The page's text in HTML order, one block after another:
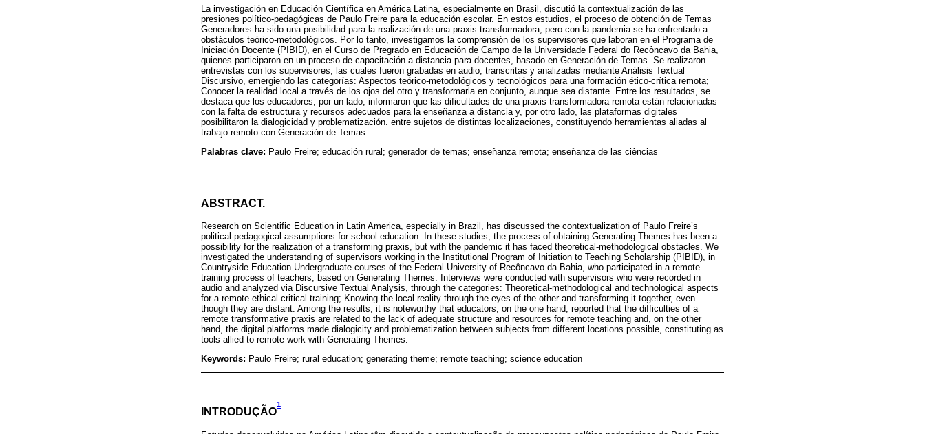
La investigación en Educación Científica en América Latina, especialmente en Brasil, discutió la contextualización de las
presiones político-pedagógicas de Paulo Freire para la educación escolar. En estos estudios, el proceso de obtención de Temas
Generadores ha sido una posibilidad para la realización de una praxis transformadora, pero con la pandemia se ha enfrentado a
obstáculos teórico-metodológicos. Por lo tanto, investigamos la comprensión de los supervisores que laboran en el Programa de
Iniciación Docente (PIBID), en el Curso de Pregrado en Educación de Campo de la Universidade Federal do Recôncavo da Bahia,
quienes participaron en un proceso de capacitación a distancia para docentes, basado en Generación de Temas. Se realizaron
entrevistas con los supervisores, las cuales fueron grabadas en audio, transcritas y analizadas mediante Análisis Textual
Discursivo, emergiendo las categorías: Aspectos teórico-metodológicos y tecnológicos para una formación ético-crítica remota;
Conocer la realidad local a través de los ojos del otro y transformarla en conjunto, aunque sea distante. Entre los resultados, se
destaca que los educadores, por un lado, informaron que las dificultades de una praxis transformadora remota están relacionadas
con la falta de estructura y recursos adecuados para la enseñanza a distancia y, por otro lado, las plataformas digitales
posibilitaron la dialogicidad y problematización. entre sujetos de distintas localizaciones, constituyendo herramientas aliadas al
trabajo remoto con Generación de Temas.
Palabras clave: Paulo Freire; educación rural; generador de temas; enseñanza remota; enseñanza de las ciências
ABSTRACT.
Research on Scientific Education in Latin America, especially in Brazil, has discussed the contextualization of Paulo Freire’s
political-pedagogical assumptions for school education. In these studies, the process of obtaining Generating Themes has been a
possibility for the realization of a transforming praxis, but with the pandemic it has faced theoretical-methodological obstacles. We
investigated the understanding of supervisors working in the Institutional Program of Initiation to Teaching Scholarship (PIBID), in
Countryside Education Undergraduate courses of the Federal University of Recôncavo da Bahia, who participated in a remote
training process of teachers, based on Generating Themes. Interviews were conducted with supervisors who were recorded in
audio and analyzed via Discursive Textual Analysis, through the categories: Theoretical-methodological and technological aspects
for a remote ethical-critical training; Knowing the local reality through the eyes of the other and transforming it together, even
though they are distant. Among the results, it is noteworthy that educators, on the one hand, reported that the difficulties of a
remote transformative praxis are related to the lack of adequate structure and resources for remote teaching and, on the other
hand, the digital platforms made dialogicity and problematization between subjects from different locations possible, constituting as
tools allied to remote work with Generating Themes.
Keywords: Paulo Freire; rural education; generating theme; remote teaching; science education
INTRODUÇÃO
1